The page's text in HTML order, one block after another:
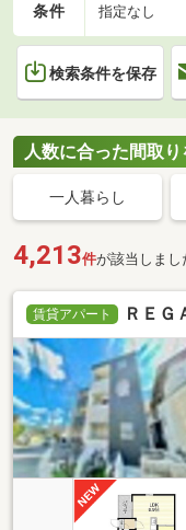
条件 指定なし
検索条件を保存
人数に合った間取
一人暮らし
4,213件が該当しまし
賃貸アパート ＲＥＧ